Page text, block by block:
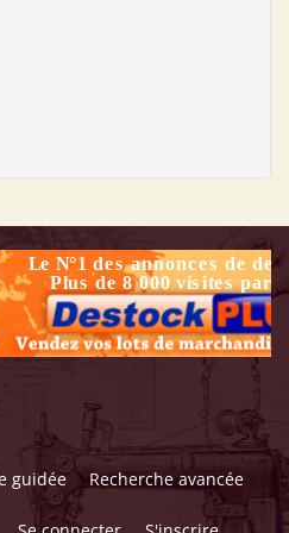
guidée Recherche avancée